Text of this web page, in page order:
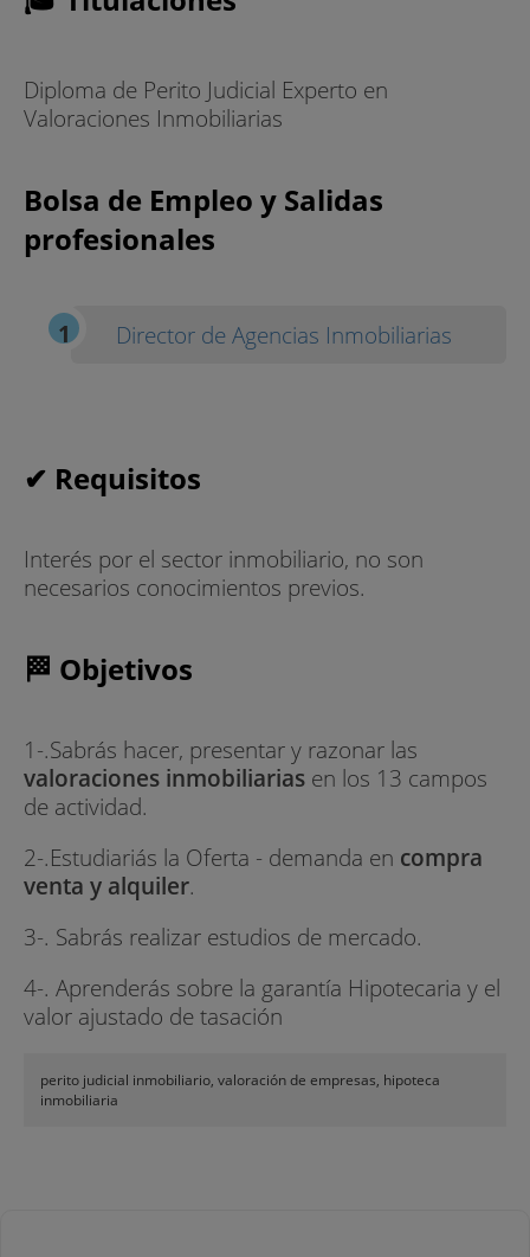
Diploma de Perito Judicial Experto en
Valoraciones Inmobiliarias
Bolsa de Empleo y Salidas
profesionales
Director de Agencias Inmobiliarias
✔ Requisitos
Interés por el sector inmobiliario, no son
necesarios conocimientos previos.
🏁 Objetivos
1-.Sabrás hacer, presentar y razonar las
valoraciones inmobiliarias en los 13 campos
de actividad.
2-.Estudiariás la Oferta - demanda en compra
venta y alquiler.
3-. Sabrás realizar estudios de mercado.
4-. Aprenderás sobre la garantía Hipotecaria y el
valor ajustado de tasación
perito judicial inmobiliario, valoración de empresas, hipoteca
inmobiliaria